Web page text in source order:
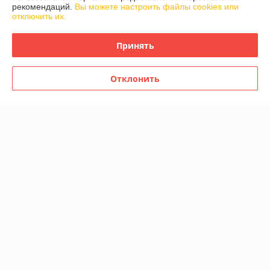
здесь и дальше.
Показать все отзывы
рекомендаций. Вы можете настроить файлы cookies или
отключить их.
Принять
Отклонить